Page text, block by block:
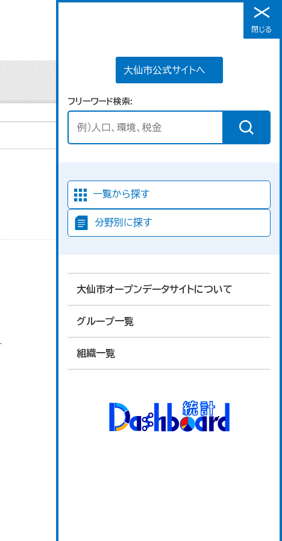
メニュー
大仙市公式サイトへ
フリーワード検索
一覧から探す
分野別に探す
大仙市オープンデータサイトについて
グループ一覧
組織一覧
閉じる